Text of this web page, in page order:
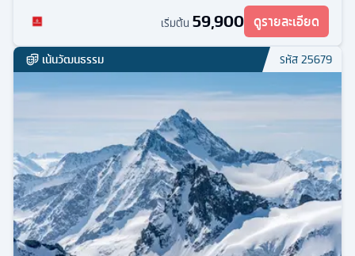
เริ่มต้น 59,900 ดูรายละเอียด
เน้นวัฒนธรรม รหัส25679